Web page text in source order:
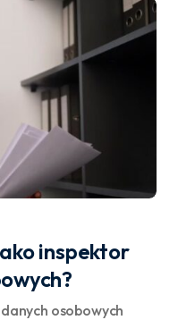
inspektor
osobowych